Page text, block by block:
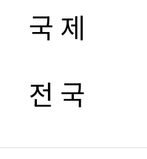
국 제
전 국